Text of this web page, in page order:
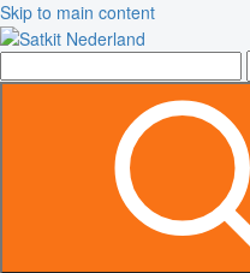
Skip to main content